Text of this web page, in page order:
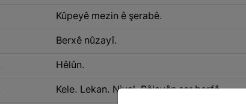
Kûpeyê mezin ê şerabê.
Berxê nûzayî.
Hêlûn.
Kele. Lekan. Niyal. Pêlavên ser berfê.